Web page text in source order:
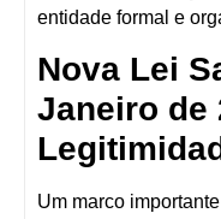
entidade formal e
Nova Lei
Janeiro de
Um marco